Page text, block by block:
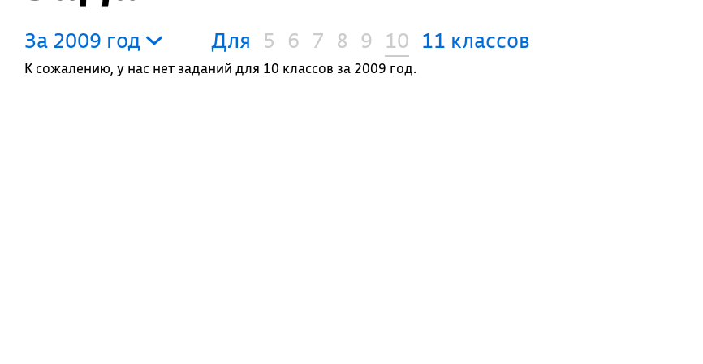
За 2009 год Для 5 6 7 8 9 10 11 классов
К сожалению, у нас нет заданий для 10 классов за 2009 год.